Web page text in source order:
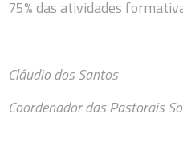
75% das atividades
Cláudio dos Santos
Coordenador das Pastorais